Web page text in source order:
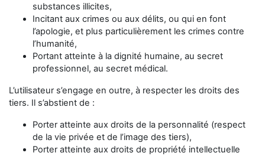
substances illicites,
Incitant aux crimes ou aux délits, ou qui en font
l’apologie, et plus particulièrement les crimes contre
l’humanité,
Portant atteinte à la dignité humaine, au secret
professionnel, au secret médical.
L’utilisateur s’engage en outre, à respecter les droits des
tiers. Il s’abstient de :
Porter atteinte aux droits de la personnalité (respect
de la vie privée et de l’image des tiers),
Porter atteinte aux droits de propriété intellectuelle